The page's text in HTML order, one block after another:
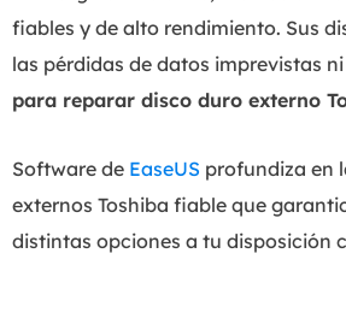
fiables y de alto rendimiento. Sus
las pérdidas de datos imprevistas
para reparar disco duro externo
Software de EaseUS profundiza en
externos Toshiba fiable que
distintas opciones a tu disposición